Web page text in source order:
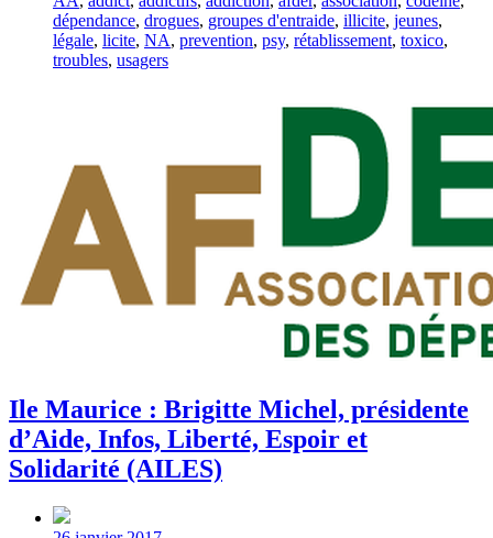
with
dépendance, drogues, groupes d'entraide, illicite, jeunes,
légale, licite, NA, prevention, psy, rétablissement, toxico,
troubles, usagers
Ile Maurice : Brigitte Michel, présidente
d’Aide, Infos, Liberté, Espoir et
Solidarité (AILES)
Post